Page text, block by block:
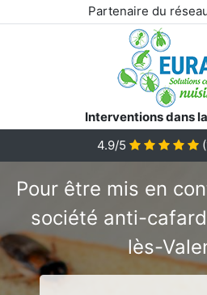
Partenaire du
Interventions dans
4.9/5
(
Pour être mis en
société anti-
lès-